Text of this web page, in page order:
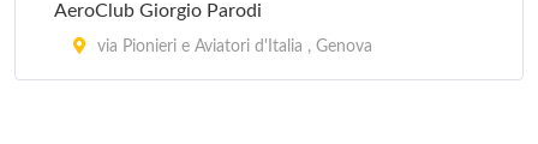
Gruppo vela LNI Genova
via al Molo Giano , Genova
AeroClub Giorgio Parodi
via Pionieri e Aviatori d'Italia , Genova